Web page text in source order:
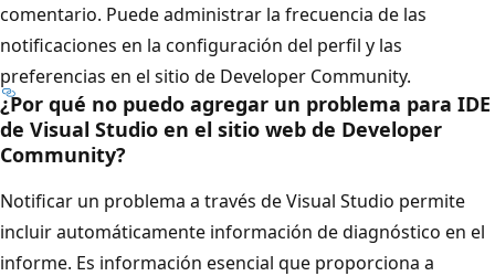
comentario. Puede administrar la frecuencia de las
notificaciones en la configuración del perfil y las
preferencias en el sitio de Developer Community.
¿Por qué no puedo agregar un problema para IDE
de Visual Studio en el sitio web de Developer
Community?
Notificar un problema a través de Visual Studio permite
incluir automáticamente información de diagnóstico en el
informe. Es información esencial que proporciona a